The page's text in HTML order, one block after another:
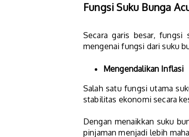
Fungsi Suku Bunga
Secara garis besar, fungsi
mengenai fungsi dari suku
Mengendalikan Inflasi
Salah satu fungsi utama
stabilitas ekonomi secara
Dengan menaikkan suku
pinjaman menjadi lebih